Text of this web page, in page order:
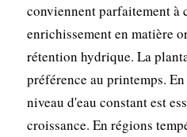
conviennent parfaitement à
enrichissement en matière
rétention hydrique. La
préférence au printemps.
niveau d'eau constant est
croissance. En régions